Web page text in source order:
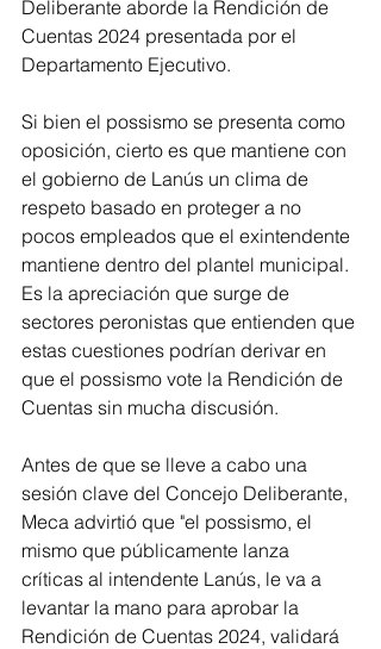
Deliberante aborde la Rendición de
Cuentas 2024 presentada por el
Departamento Ejecutivo.
Si bien el possismo se presenta como
oposición, cierto es que mantiene con
el gobierno de Lanús un clima de
respeto basado en proteger a no
pocos empleados que el exintendente
mantiene dentro del plantel municipal.
Es la apreciación que surge de
sectores peronistas que entienden que
estas cuestiones podrían derivar en
que el possismo vote la Rendición de
Cuentas sin mucha discusión.
Antes de que se lleve a cabo una
sesión clave del Concejo Deliberante,
Meca advirtió que "el possismo, el
mismo que públicamente lanza
críticas al intendente Lanús, le va a
levantar la mano para aprobar la
Rendición de Cuentas 2024, validará